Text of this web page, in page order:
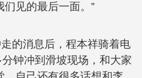
们见的最后一面。”
的消息后，程本祥骑着电
钟冲到滑坡现场，和大家